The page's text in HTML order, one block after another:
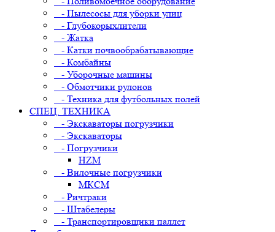
- Пылесосы для уборки улиц
- Глубокорыхлители
- Жатка
- Катки почвообрабатывающие
- Комбайны
- Уборочные машины
- Обмотчики рулонов
- Техника для футбольных полей
СПЕЦ. ТЕХНИКА
- Экскаваторы погрузчики
- Экскаваторы
- Погрузчики
HZM
- Вилочные погрузчики
МКСМ
- Ричтраки
- Штабелеры
- Транспортировщики паллет